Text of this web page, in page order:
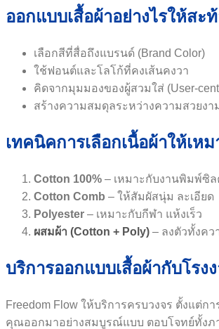
ออกแบบเสื้อผ้าอย่างไรให้ส
เลือกสีที่สื่อถึงแบรนด์ (Brand Color)
ใช้ฟอนต์และโลโก้ที่คงเส้นคงวา
คิดจากมุมมองของผู้สวมใส่ (User-
สร้างความสมดุลระหว่างความสวยง
เทคนิคการเลือกเนื้อผ้าให้เห
Cotton 100% – เหมาะกับงานพิมพ์ซิ
Cotton Comb – ให้สัมผัสนุ่ม ละเอียด
Polyester – เหมาะกับกีฬา แห้งเร็ว
ผสมผ้า (Cotton + Poly) – ลงตัวทั้งค
บริการออกแบบเสื้อผ้ากับโรง
Freedom Flow ให้บริการครบวงจร ตั้งแต่กา
คุณออกมาอย่างสมบูรณ์แบบ ตอบโจทย์ทั้งภ